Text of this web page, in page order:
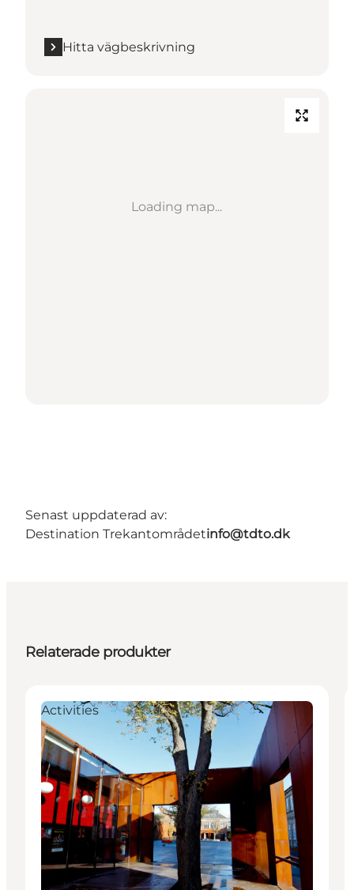
Hitta vägbeskrivning
Loading map...
Senast uppdaterad av:
Destination Trekantområdetinfo@tdto.dk
Relaterade produkter
Activities